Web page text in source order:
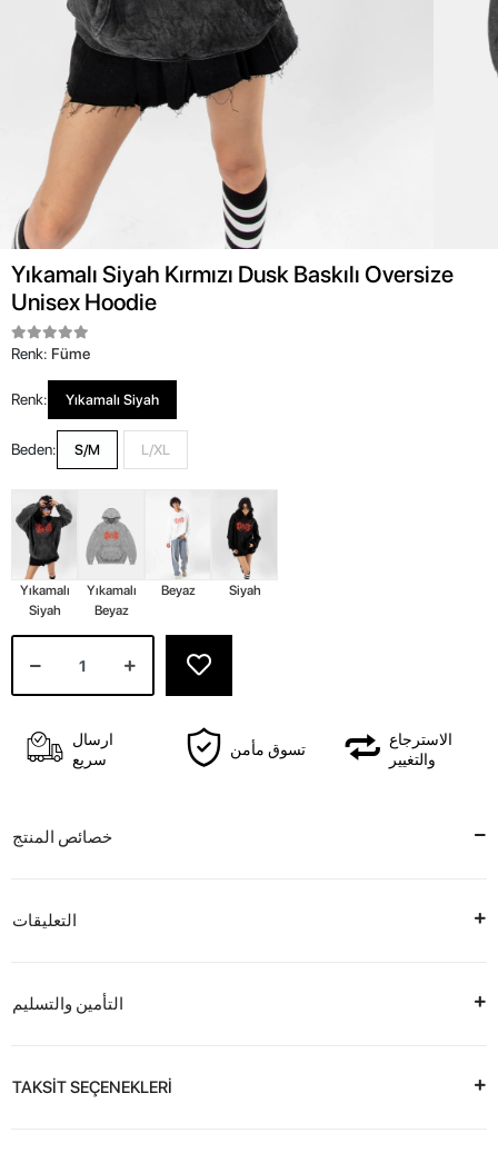
Yıkamalı Siyah Kırmızı Dusk Baskılı Oversize
Unisex Hoodie
Renk: Füme
Renk: Yıkamalı Siyah
Beden: S/M L/XL
Yıkamalı
Siyah
Yıkamalı
Beyaz
Beyaz Siyah
ارسال
سريع
تسوق مأمن
الاسترجاع
والتغيير
خصائص المنتج
التعليقات
التأمين والتسليم
TAKSİT SEÇENEKLERİ